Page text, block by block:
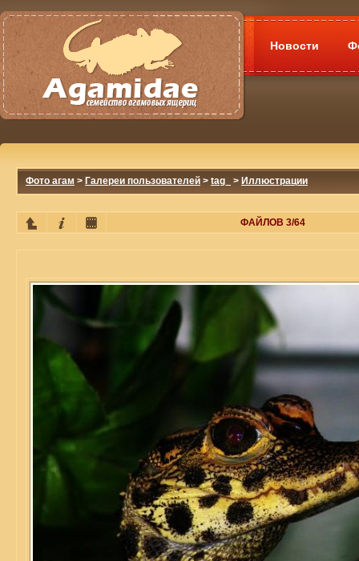
Новости
Фото агам > Галереи пользователей > tag_ > Иллюстрации
ФАЙЛОВ 3/64